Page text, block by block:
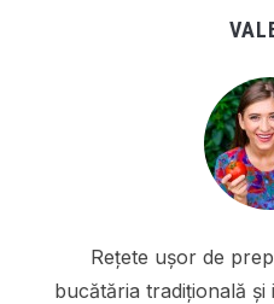
Rețete ușor de
bucătăria tradițională